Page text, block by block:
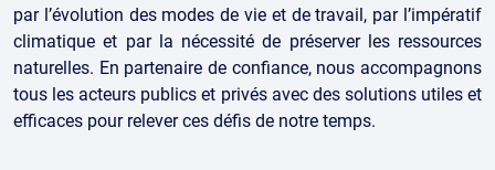
par l’évolution des modes de vie et de travail, par l’impératif
climatique et par la nécessité de préserver les ressources
naturelles. En partenaire de confiance, nous accompagnons
tous les acteurs publics et privés avec des solutions utiles et
efficaces pour relever ces défis de notre temps.